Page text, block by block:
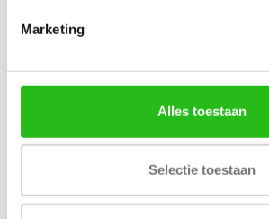
Marketing
Alles toestaan
Selectie toestaan
Schrijf je in voor onze
Blijf up-to-date en ontvang 10%